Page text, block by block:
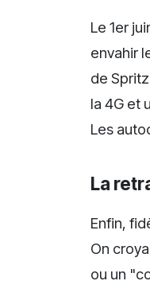
Le 1er
envahir
de
la 4G et
Les
La
Enfin,
On
ou un